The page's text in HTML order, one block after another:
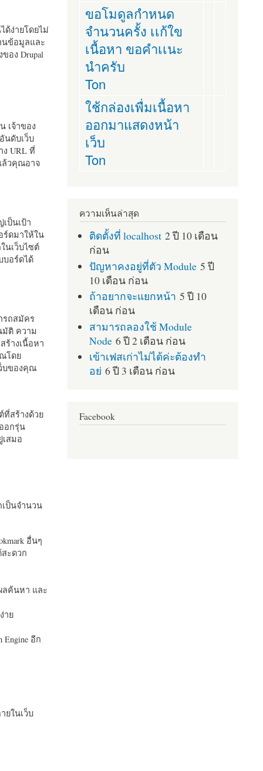
ด้ง่ายโดยไม่
นข้อมูลและ
อง Drupal
เจ้าของ
นดับเว็บ
URL ที่
ล้วคุณอาจ
ป็นเป้า
ร์ดมาให้ใน
นเว็บไซต์
บอร์ดได้
รถสมัคร
มัติ ความ
ร้างเนื้อหา
ณโดย
บของคุณ
ที่สร้างด้วย
อกรุ่น
สมอ
ป็นจำนวน
อื่นๆ
สะดวก
ลค้นหา และ
าย
อีก
ยในเว็บ
ขอโมดูลกำหนด
จำนวนครั้ง เเก้ใข
เนื้อหา ขอคำเเนะ
นำครับ
Ton
ใช้กล่องเพื่มเนื้อหา
ออกมาแสดงหน้า
เว็บ
Ton
ความเห็นล่าสุด
ติดตั้งที่ localhost 2 ปี 10 เดือน
ก่อน
ปัญหาคงอยู่ที่ตัว Module 5 ปี
10 เดือน ก่อน
ถ้าอยากจะแยกหน้า 5 ปี 10
เดือน ก่อน
สามารถลองใช้ Module
Node 6 ปี 2 เดือน ก่อน
เข้าเฟสเก่าไม่ได้ค่ะต้องทำ
อย่ 6 ปี 3 เดือน ก่อน
Facebook